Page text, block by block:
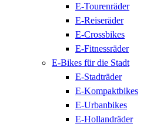
E-Tourenräder
E-Reiseräder
E-Crossbikes
E-Fitnessräder
E-Bikes für die Stadt
E-Stadträder
E-Kompaktbikes
E-Urbanbikes
E-Hollandräder